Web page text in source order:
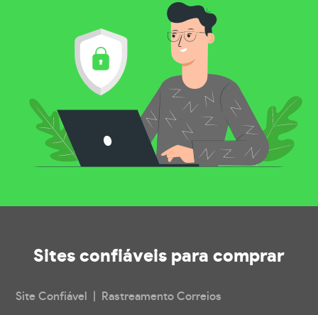
Sites confiáveis para comprar
Site Confiável | Rastreamento Correios